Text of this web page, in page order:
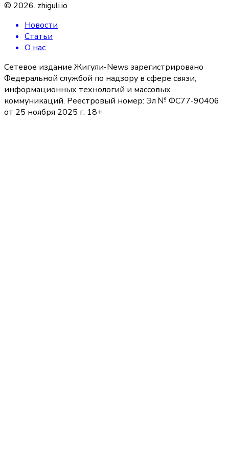
© 2026. zhiguli.io
Новости
Статьи
О нас
Сетевое издание Жигули-News зарегистрировано
Федеральной службой по надзору в сфере связи,
информационных технологий и массовых
коммуникаций. Реестровый номер: Эл № ФС77-90406
от 25 ноября 2025 г. 18+